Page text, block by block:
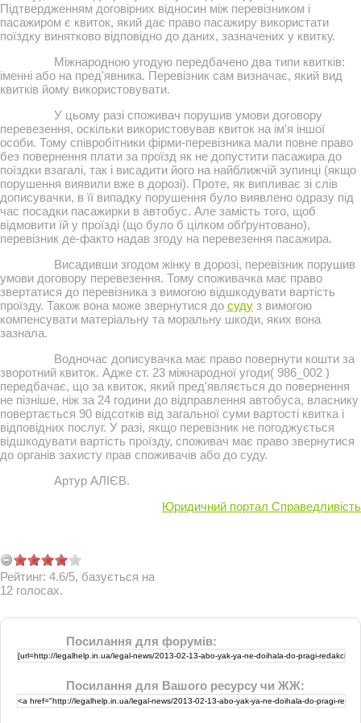
Підтвердженням договірних відносин між перевізником і
пасажиром є квиток, який дає право пасажиру використати
поїздку винятково відповідно до даних, зазначених у квитку.
Міжнародною угодую передбачено два типи квитків:
іменні або на пред'явника. Перевізник сам визначає, який вид
квитків йому використовувати.
У цьому разі споживач порушив умови договору
перевезення, оскільки використовував квиток на ім'я іншої
особи. Тому співробітники фірми-перевізника мали повне право
без повернення плати за проїзд як не допустити пасажира до
поїздки взагалі, так і висадити його на найближчій зупинці (якщо
порушення виявили вже в дорозі). Проте, як випливає зі слів
дописувачки, в її випадку порушення було виявлено одразу під
час посадки пасажирки в автобус. Але замість того, щоб
відмовити їй у проїзді (що було б цілком обґрунтовано),
перевізник де-факто надав згоду на перевезення пасажира.
Висадивши згодом жінку в дорозі, перевізник порушив
умови договору перевезення. Тому споживачка має право
звертатися до перевізника з вимогою відшкодувати вартість
проїзду. Також вона може звернутися до суду з вимогою
компенсувати матеріальну та моральну шкоди, яких вона
зазнала.
Водночас дописувачка має право повернути кошти за
зворотний квиток. Адже ст. 23 міжнародної угоди( 986_002 )
передбачає, що за квиток, який пред'являється до повернення
не пізніше, ніж за 24 години до відправлення автобуса, власнику
повертається 90 відсотків від загальної суми вартості квитка і
відповідних послуг. У разі, якщо перевізник не погоджується
відшкодувати вартість проїзду, споживач має право звернутися
до органів захисту прав споживачів або до суду.
Артур АЛІЄВ.
Юридичний портал Справедливість
Рейтинг: 4.6/5, базується на
12 голосах.
Посилання для форумів:
Посилання для Вашого ресурсу чи ЖЖ: